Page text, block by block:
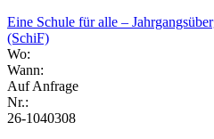
Eine Schule für alle –
(SchiF)
Wo:
Wann:
Auf Anfrage
Nr.:
26-1040308